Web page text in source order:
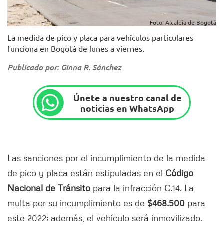
Foto: Alcaldía de Bogotá
La medida de pico y placa para vehículos particulares
funciona en Bogotá de lunes a viernes.
Publicado por: Ginna R. Sánchez
Únete a nuestro canal de
noticias en WhatsApp
Las sanciones por el incumplimiento de la medida
de pico y placa están estipuladas en el Código
Nacional de Tránsito para la infracción C.14. La
multa por su incumplimiento es de $468.500 para
este 2022; además, el vehículo será inmovilizado.